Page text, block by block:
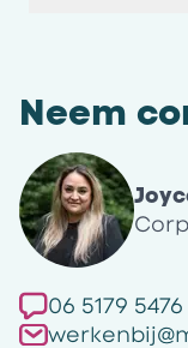
Neem
06 5179 5476